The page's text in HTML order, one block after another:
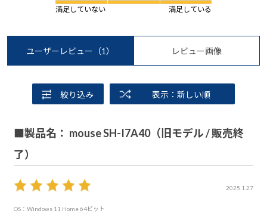
満足していない
満足している
ユーザーレビュー （1） レビュー画像
絞り込み 表示：新しい順
■製品名： mouse SH-I7A40（旧モデル / 販売終
了）
2025.1.27
OS：Windows 11 Home 64ビット